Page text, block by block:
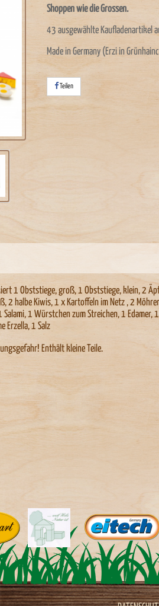
Shoppen wie die Grossen.
43 ausgewählte Kaufladenartikel
Made in Germany (Erzi in
Teilen
1 Obststiege, groß, 1 Obststiege, klein, 2
2 halbe Kiwis, 1 x Kartoffeln im Netz , 2
1 Würstchen zum Streichen, 1 Edamer,
Erzella, 1 Salz
Enthält kleine Teile.